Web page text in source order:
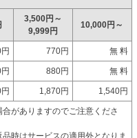
3,500円～
9,999円
10,000円～
770円 無 料
880円 無 料
1,870円 1,540円
がありますのでご注意くださ
時はサービスの適用外となりま